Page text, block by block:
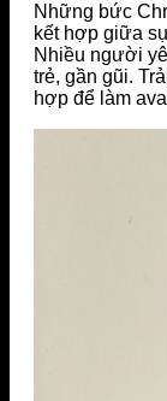
Những bức
kết hợp giữa
Nhiều người
trẻ, gần gũi.
hợp để làm